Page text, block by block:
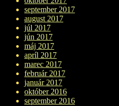
september 2017
august 2017
júl 2017
jún 2017
máj 2017
apríl 2017
marec 2017
február 2017
január 2017
október 2016
september 2016